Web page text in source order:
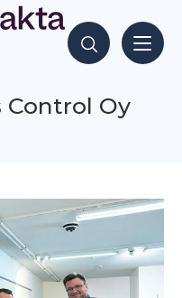
Hae sisältöjä
Control Oy